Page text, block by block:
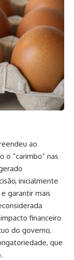
ao
o “carimbo” nas
inicialmente
garantir mais
financeiro
do governo,
que